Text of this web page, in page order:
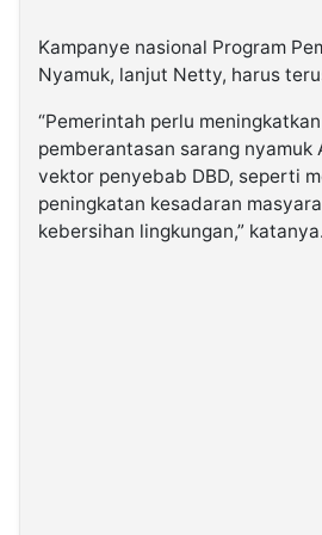
Kampanye nasional Program
Nyamuk, lanjut Netty, harus
“Pemerintah perlu
pemberantasan sarang nyamuk
vektor penyebab DBD, seperti
peningkatan kesadaran
kebersihan lingkungan,” katanya.